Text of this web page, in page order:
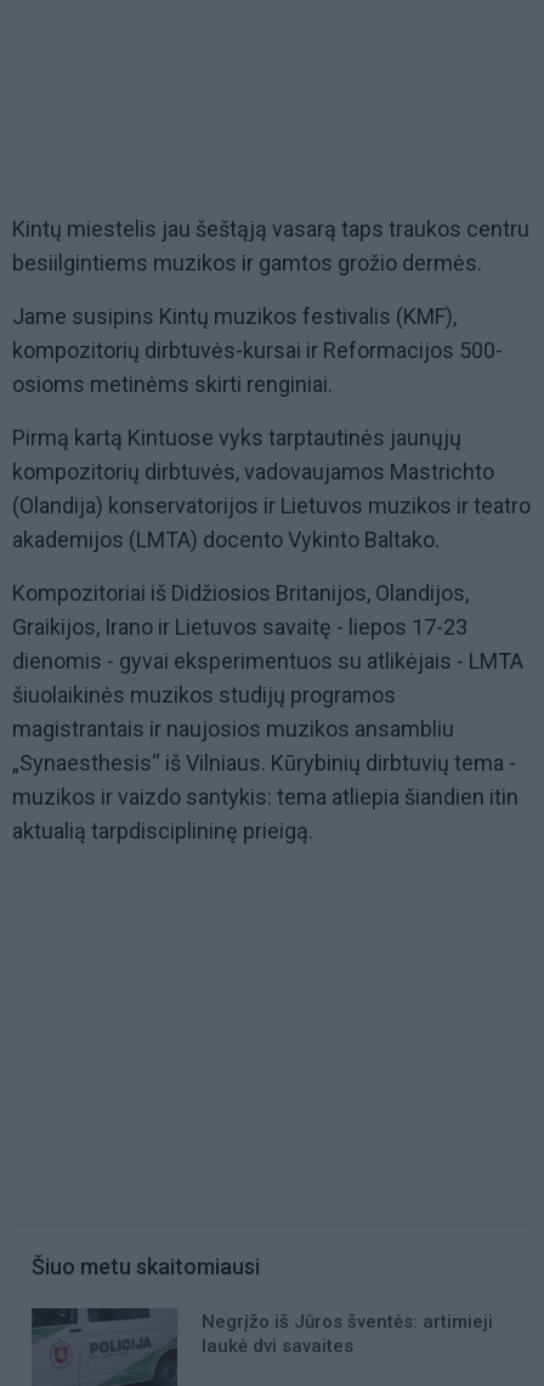
Kintų miestelis jau šeštąją vasarą taps traukos centru
besiilgintiems muzikos ir gamtos grožio dermės.
Jame susipins Kintų muzikos festivalis (KMF),
kompozitorių dirbtuvės-kursai ir Reformacijos 500-
osioms metinėms skirti renginiai.
Pirmą kartą Kintuose vyks tarptautinės jaunųjų
kompozitorių dirbtuvės, vadovaujamos Mastrichto
(Olandija) konservatorijos ir Lietuvos muzikos ir teatro
akademijos (LMTA) docento Vykinto Baltako.
Kompozitoriai iš Didžiosios Britanijos, Olandijos,
Graikijos, Irano ir Lietuvos savaitę - liepos 17-23
dienomis - gyvai eksperimentuos su atlikėjais - LMTA
šiuolaikinės muzikos studijų programos
magistrantais ir naujosios muzikos ansambliu
„Synaesthesis“ iš Vilniaus. Kūrybinių dirbtuvių tema -
muzikos ir vaizdo santykis: tema atliepia šiandien itin
aktualią tarpdisciplininę prieigą.
Šiuo metu skaitomiausi
Negrįžo iš Jūros šventės: artimieji
laukė dvi savaites